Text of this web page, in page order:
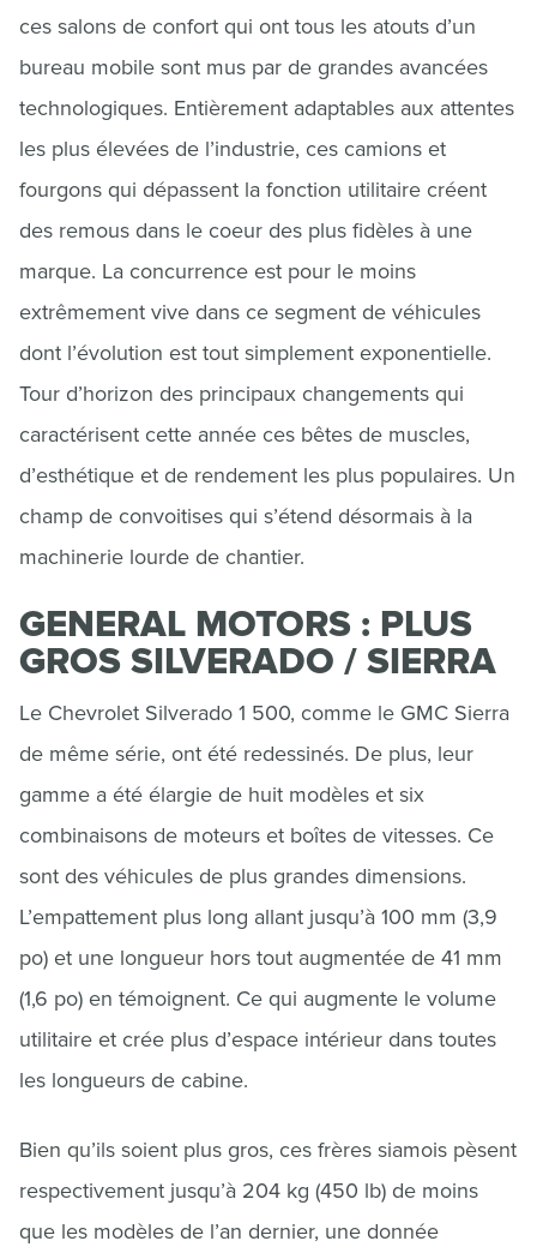
ces salons de confort qui ont tous les atouts d’un
bureau mobile sont mus par de grandes avancées
technologiques. Entièrement adaptables aux attentes
les plus élevées de l’industrie, ces camions et
fourgons qui dépassent la fonction utilitaire créent
des remous dans le coeur des plus fidèles à une
marque. La concurrence est pour le moins
extrêmement vive dans ce segment de véhicules
dont l’évolution est tout simplement exponentielle.
Tour d’horizon des principaux changements qui
caractérisent cette année ces bêtes de muscles,
d’esthétique et de rendement les plus populaires. Un
champ de convoitises qui s’étend désormais à la
machinerie lourde de chantier.
GENERAL MOTORS : PLUS
GROS SILVERADO / SIERRA
Le Chevrolet Silverado 1 500, comme le GMC Sierra
de même série, ont été redessinés. De plus, leur
gamme a été élargie de huit modèles et six
combinaisons de moteurs et boîtes de vitesses. Ce
sont des véhicules de plus grandes dimensions.
L’empattement plus long allant jusqu’à 100 mm (3,9
po) et une longueur hors tout augmentée de 41 mm
(1,6 po) en témoignent. Ce qui augmente le volume
utilitaire et crée plus d’espace intérieur dans toutes
les longueurs de cabine.
Bien qu’ils soient plus gros, ces frères siamois pèsent
respectivement jusqu’à 204 kg (450 lb) de moins
que les modèles de l’an dernier, une donnée